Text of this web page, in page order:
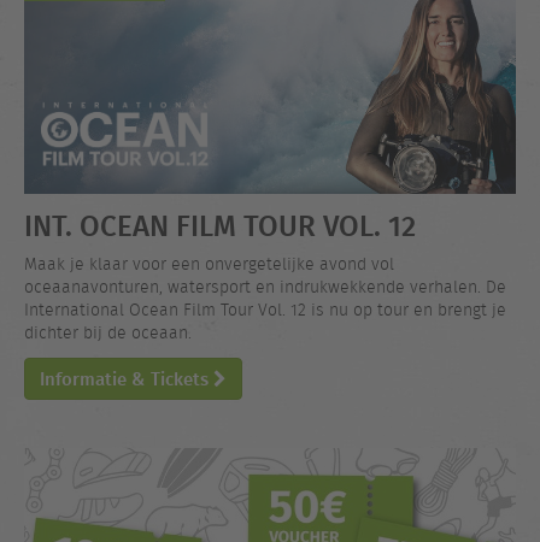
INT. OCEAN FILM TOUR VOL. 12
Maak je klaar voor een onvergetelijke avond vol
oceaanavonturen, watersport en indrukwekkende verhalen. De
International Ocean Film Tour Vol. 12 is nu op tour en brengt je
dichter bij de oceaan.
Informatie & Tickets